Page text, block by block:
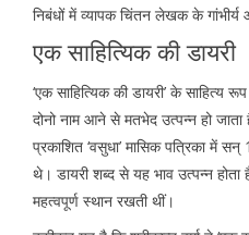
निबंधों में व्यापक चिंतन लेखक के गांभीर्य
एक साहित्यिक की डायरी
‘एक साहित्यिक की डायरी’ के साहित्य
दोनो नाम आने से मतभेद उत्पन्न हो
प्रकाशित ‘वसुधा’ मासिक पत्रिका में
थे। डायरी शब्द से यह भाव उत्पन्न होता
महत्वपूर्ण स्थान रखती थीं।